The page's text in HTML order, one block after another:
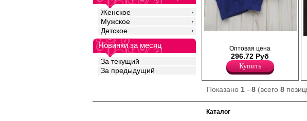
Женское
Мужское
Детское
Новинки за месяц
За текущий
За предыдущий
Трусы шорты мужские из хлопка, с
заниженной линией талии, прилегающего
силуэта, однотонные, профилированный
гульфик, внутренняя резинка, пришивной
Оптовая цена
296.72 Руб
Купить
элстичная
Лайкра 5%
Хлопок 95%
Показано 1- 8(всего 8
Каталог